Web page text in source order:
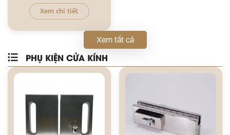
Xem chi tiết
Xem tất cả
PHỤ KIỆN CỬA KÍNH